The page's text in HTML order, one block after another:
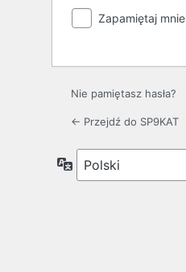
Zapamiętaj mnie
Nie pamiętasz hasła?
← Przejdź do SP9KAT
Język